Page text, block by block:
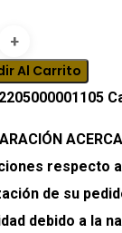
Mesa
Jade
Al Carrito
2205000001105
respecto
de su
debido a la